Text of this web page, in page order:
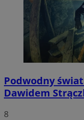
Podwodny
Dawidem
8